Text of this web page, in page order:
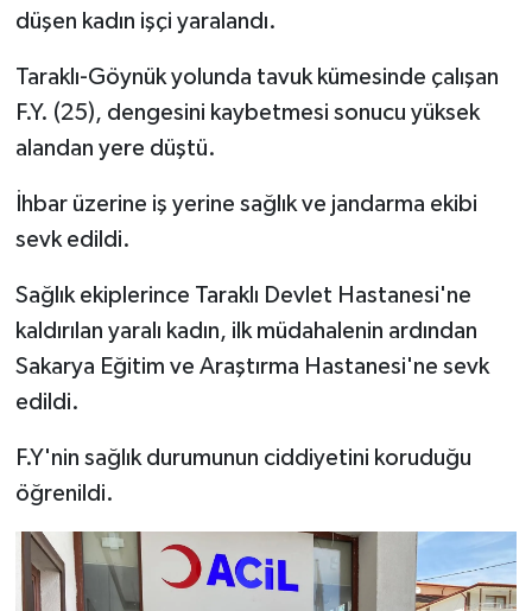
düşen kadın işçi yaralandı.
Taraklı-Göynük yolunda tavuk kümesinde çalışan
F.Y. (25), dengesini kaybetmesi sonucu yüksek
alandan yere düştü.
İhbar üzerine iş yerine sağlık ve jandarma ekibi
sevk edildi.
Sağlık ekiplerince Taraklı Devlet Hastanesi'ne
kaldırılan yaralı kadın, ilk müdahalenin ardından
Sakarya Eğitim ve Araştırma Hastanesi'ne sevk
edildi.
F.Y'nin sağlık durumunun ciddiyetini koruduğu
öğrenildi.